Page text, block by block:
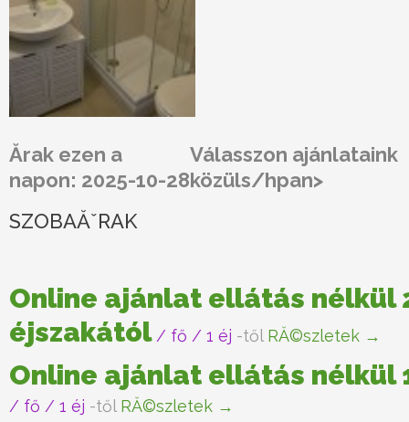
Ărak ezen a
napon: 2025-10-28
Válasszon ajánlataink
közüls/hpan>
SZOBAĂˇRAK
Online ajánlat ellátás nélkül
éjszakától / fő / 1 éj -től RĂ©szletek →
Online ajánlat ellátás nélkül
/ fő / 1 éj -től RĂ©szletek →